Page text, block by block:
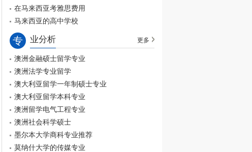
在马来西亚考雅思费用
马来西亚的高中学校
专 业分析 更多
澳洲金融硕士留学专业
澳洲法学专业留学
澳大利亚留学一年制硕士专业
澳大利亚留学本科专业
澳洲留学电气工程专业
澳洲社会科学硕士
墨尔本大学商科专业推荐
莫纳什大学的传媒专业